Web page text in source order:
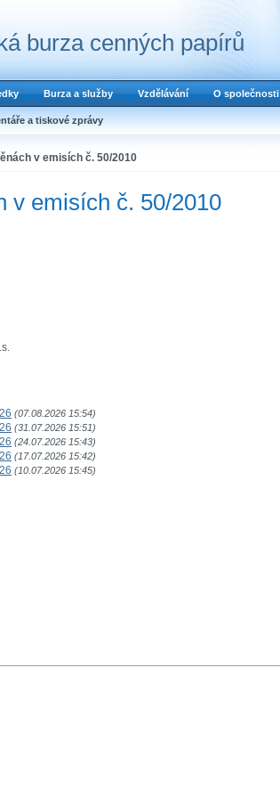
burza cenných papírů
Burza a služby Vzdělávání O společnosti
a tiskové zprávy
v emisích č. 50/2010
v emisích č. 50/2010
(07.08.2026 15:54)
(31.07.2026 15:51)
(24.07.2026 15:43)
(17.07.2026 15:42)
(10.07.2026 15:45)